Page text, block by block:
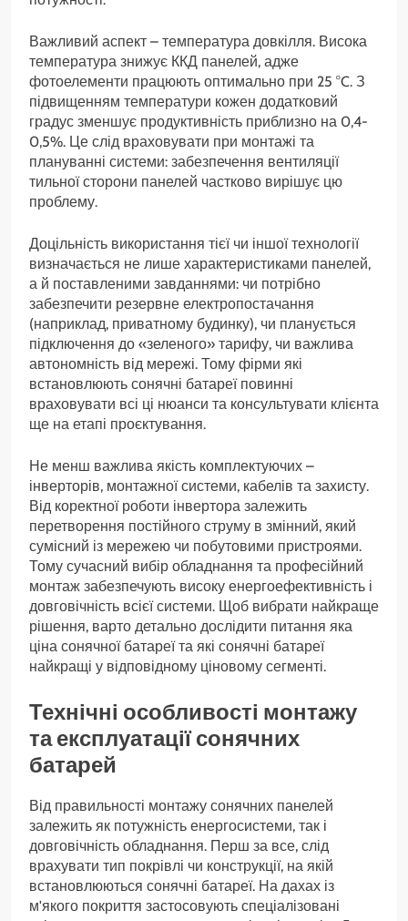
Важливий аспект – температура довкілля. Висока
температура знижує ККД панелей, адже
фотоелементи працюють оптимально при 25 °C. З
підвищенням температури кожен додатковий
градус зменшує продуктивність приблизно на 0,4-
0,5%. Це слід враховувати при монтажі та
плануванні системи: забезпечення вентиляції
тильної сторони панелей частково вирішує цю
проблему.
Доцільність використання тієї чи іншої технології
визначається не лише характеристиками панелей,
а й поставленими завданнями: чи потрібно
забезпечити резервне електропостачання
(наприклад, приватному будинку), чи планується
підключення до «зеленого» тарифу, чи важлива
автономність від мережі. Тому фірми які
встановлюють сонячні батареї повинні
враховувати всі ці нюанси та консультувати клієнта
ще на етапі проєктування.
Не менш важлива якість комплектуючих –
інверторів, монтажної системи, кабелів та захисту.
Від коректної роботи інвертора залежить
перетворення постійного струму в змінний, який
сумісний із мережею чи побутовими пристроями.
Тому сучасний вибір обладнання та професійний
монтаж забезпечують високу енергоефективність і
довговічність всієї системи. Щоб вибрати найкраще
рішення, варто детально дослідити питання яка
ціна сонячної батареї та які сонячні батареї
найкращі у відповідному ціновому сегменті.
Технічні особливості монтажу
та експлуатації сонячних
батарей
Від правильності монтажу сонячних панелей
залежить як потужність енергосистеми, так і
довговічність обладнання. Перш за все, слід
врахувати тип покрівлі чи конструкції, на якій
встановлюються сонячні батареї. На дахах із
м'якого покриття застосовують спеціалізовані